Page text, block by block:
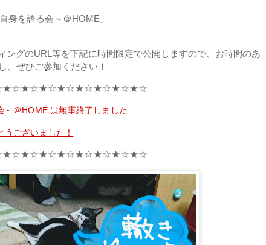
身を語る会～＠HOME」
ングのURL等を下記に時間限定で公開しますので、お時間のあ
、ぜひご参加ください！
～＠HOME は無事終了しました
ございました！